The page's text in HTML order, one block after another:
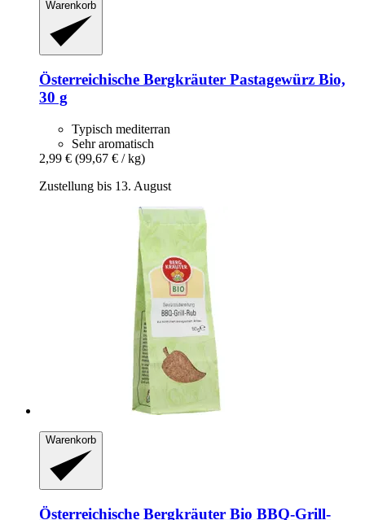
Warenkorb
Österreichische Bergkräuter Pastagewürz Bio,
30 g
Typisch mediterran
Sehr aromatisch
2,99 € (99,67 € / kg)
Zustellung bis 13. August
Warenkorb
Österreichische Bergkräuter Bio BBQ-​Grill-​